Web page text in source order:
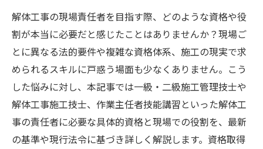
解体工事の現場責任者を目指す際、どのような資格や役
割が本当に必要だと感じたことはありませんか？現場ご
とに異なる法的要件や複雑な資格体系、施工の現実で求
められるスキルに戸惑う場面も少なくありません。こう
した悩みに対し、本記事では一級・二級施工管理技士や
解体工事施工技士、作業主任者技能講習といった解体工
事の責任者に必要な具体的資格と現場での役割を、最新
の基準や現行法令に基づき詳しく解説します。資格取得